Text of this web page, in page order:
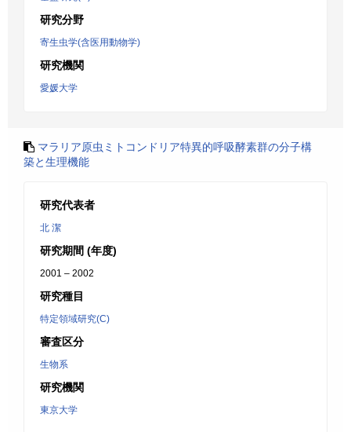
研究分野
寄生虫学(含医用動物学)
研究機関
愛媛大学
マラリア原虫ミトコンドリア特異的呼吸酵素群の分子構
築と生理機能
研究代表者
北 潔
研究期間 (年度)
2001 – 2002
研究種目
特定領域研究(C)
審査区分
生物系
研究機関
東京大学